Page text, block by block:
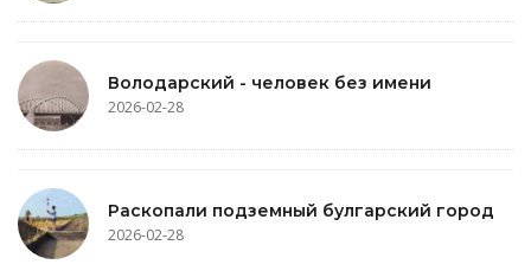
Володарский - человек без имени
2026-02-28
Раскопали подземный булгарский город
2026-02-28